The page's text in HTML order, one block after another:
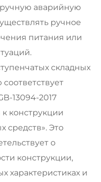
аварийную
ручное
питания или
складных
13094-2017
конструкции
средств». Это
о
конструкции,
характеристиках и